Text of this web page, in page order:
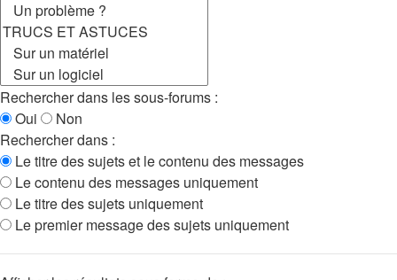
Rechercher dans les sous-forums :
Oui
Non
Rechercher dans :
Le titre des sujets et le contenu des messages
Le contenu des messages uniquement
Le titre des sujets uniquement
Le premier message des sujets uniquement